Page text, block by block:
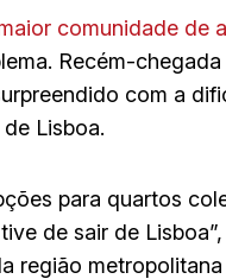
comunidade de
Recém-
com a
Lisboa.
para quartos
de sair de
região